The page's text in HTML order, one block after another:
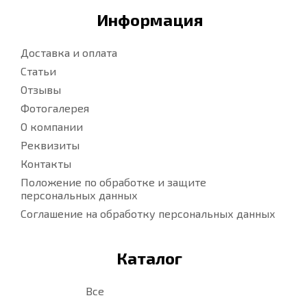
Информация
Доставка и оплата
Статьи
Отзывы
Фотогалерея
О компании
Реквизиты
Контакты
Положение по обработке и защите
персональных данных
Соглашение на обработку персональных данных
Каталог
Все